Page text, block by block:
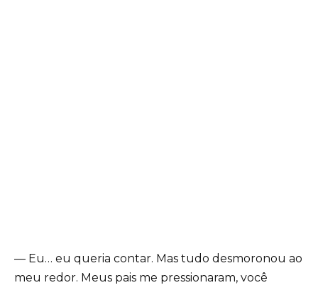
— Eu… eu queria contar. Mas tudo desmoronou ao
meu redor. Meus pais me pressionaram, você